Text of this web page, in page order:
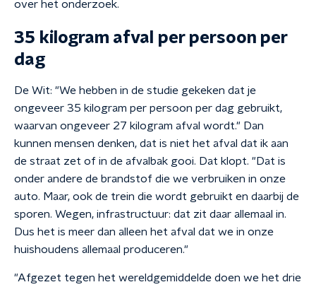
over het onderzoek.
35 kilogram afval per persoon per
dag
De Wit: "We hebben in de studie gekeken dat je
ongeveer 35 kilogram per persoon per dag gebruikt,
waarvan ongeveer 27 kilogram afval wordt." Dan
kunnen mensen denken, dat is niet het afval dat ik aan
de straat zet of in de afvalbak gooi. Dat klopt. "Dat is
onder andere de brandstof die we verbruiken in onze
auto. Maar, ook de trein die wordt gebruikt en daarbij de
sporen. Wegen, infrastructuur: dat zit daar allemaal in.
Dus het is meer dan alleen het afval dat we in onze
huishoudens allemaal produceren."
"Afgezet tegen het wereldgemiddelde doen we het drie